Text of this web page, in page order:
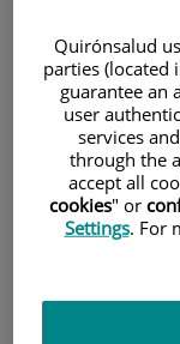
Pide
Nombre
Apellidos
Quirónsalud
parties (located
guarantee an
user
services
through the
accept all
cookies" or
Settings. For